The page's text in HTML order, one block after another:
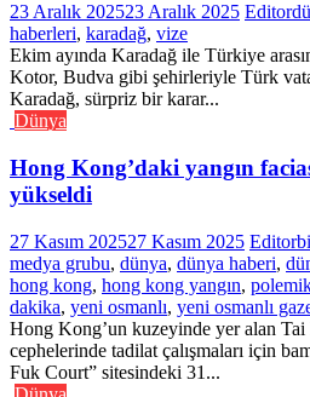
23 Aralık 202523 Aralık 2025 Editor
haberleri, karadağ, vize
Ekim ayında Karadağ ile Türkiye
Kotor, Budva gibi şehirleriyle Türk
Karadağ, sürpriz bir karar...
Dünya
Hong Kong’daki yangın
yükseldi
27 Kasım 202527 Kasım 2025 Editor
medya grubu, dünya, dünya haberi,
hong kong, hong kong yangın,
dakika, yeni osmanlı, yeni osmanlı
Hong Kong’un kuzeyinde yer alan Tai
cephelerinde tadilat çalışmaları için
Fuk Court” sitesindeki 31...